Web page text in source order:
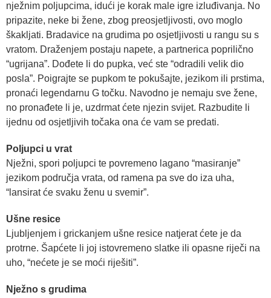
nježnim poljupcima, idući je korak male igre izluđivanja. No
pripazite, neke bi žene, zbog preosjetljivosti, ovo moglo
škakljati. Bradavice na grudima po osjetljivosti u rangu su s
vratom. Draženjem postaju napete, a partnerica poprilično
“ugrijana”. Dođete li do pupka, već ste “odradili velik dio
posla”. Poigrajte se pupkom te pokušajte, jezikom ili prstima,
pronaći legendarnu G točku. Navodno je nemaju sve žene,
no pronađete li je, uzdrmat ćete njezin svijet. Razbudite li
ijednu od osjetljivih točaka ona će vam se predati.
Poljupci u vrat
Nježni, spori poljupci te povremeno lagano “masiranje”
jezikom područja vrata, od ramena pa sve do iza uha,
“lansirat će svaku ženu u svemir”.
Ušne resice
Ljubljenjem i grickanjem ušne resice natjerat ćete je da
protrne. Šapćete li joj istovremeno slatke ili opasne riječi na
uho, “nećete je se moći riješiti”.
Nježno s grudima